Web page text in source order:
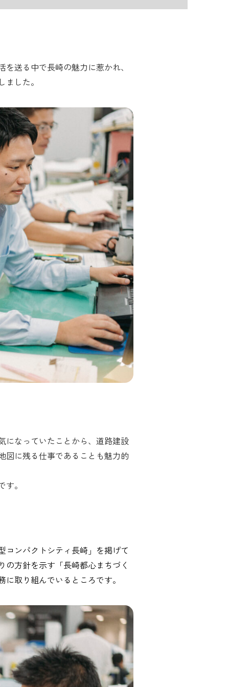
送る中で長崎の魅力に惹かれ、
した。
になっていたことから、道路建設
図に残る仕事であることも魅力的
。
コンパクトシティ長崎」を掲げて
方針を示す「長崎都心まちづく
取り組んでいるところです。